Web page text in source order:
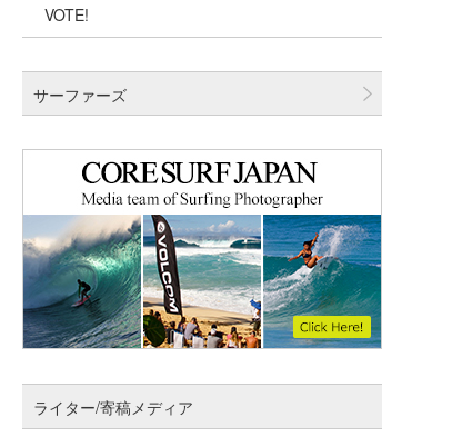
千葉南
四国
沖縄
VOTE!
サーファーズ
ライター/寄稿メディア